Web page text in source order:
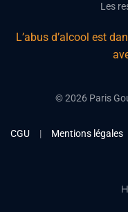
Les
L’abus d’alcool est
©2026Paris
CGU | Mentions légales